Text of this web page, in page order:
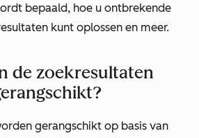
bepaald, hoe u ontbrekende
kunt oplossen en meer.
de zoekresultaten
gerangschikt op basis van